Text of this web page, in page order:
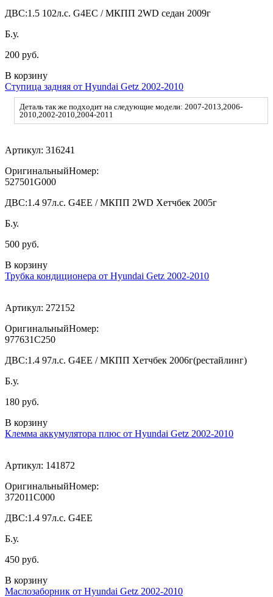
ДВС:1.5 102л.с. G4EC / МКПП 2WD седан 2009г
Б.у.
200 руб.
В корзину
Ступица задняя от Hyundai Getz 2002-2010
Деталь так же подходит на следующие модели: 2007-2013,2006-
2010,2002-2010,2004-2011
Артикул: 316241
ОригинальныйНомер:
527501G000
ДВС:1.4 97л.с. G4EE / МКПП 2WD Хетчбек 2005г
Б.у.
500 руб.
В корзину
Трубка кондиционера от Hyundai Getz 2002-2010
Артикул: 272152
ОригинальныйНомер:
977631C250
ДВС:1.4 97л.с. G4EE / МКПП Хетчбек 2006г(рестайлинг)
Б.у.
180 руб.
В корзину
Клемма аккумулятора плюс от Hyundai Getz 2002-2010
Артикул: 141872
ОригинальныйНомер:
372011C000
ДВС:1.4 97л.с. G4EE
Б.у.
450 руб.
В корзину
Маслозаборник от Hyundai Getz 2002-2010